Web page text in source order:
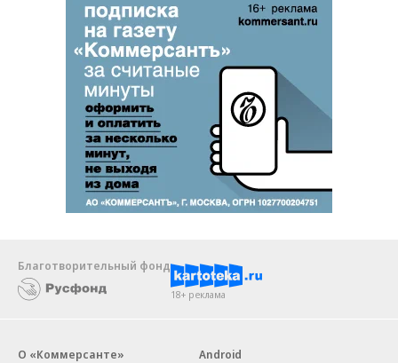
Благотворительный фонд
18+ реклама
О «Коммерсанте»
Android